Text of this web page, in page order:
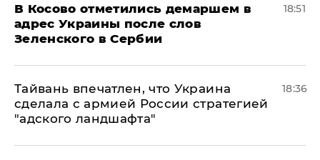
В Косово отметились демаршем в
адрес Украины после слов
Зеленского в Сербии
18:51
Тайвань впечатлен, что Украина
сделала с армией России стратегией
"адского ландшафта"
18:36